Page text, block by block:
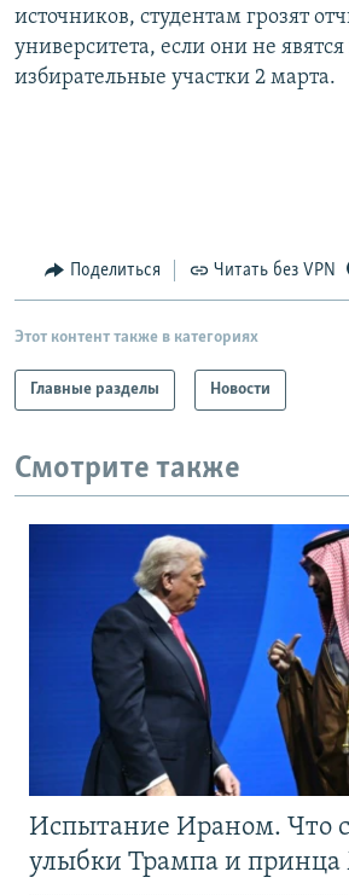
Все сайты РСЕ/РС
источников, студентам грозят
университета, если они не явятся
избирательные участки 2 марта.
Поделиться Читать без VPN
Этот контент также в категориях
Главные разделы Новости
Смотрите также
Испытание Ираном. Что
улыбки Трампа и